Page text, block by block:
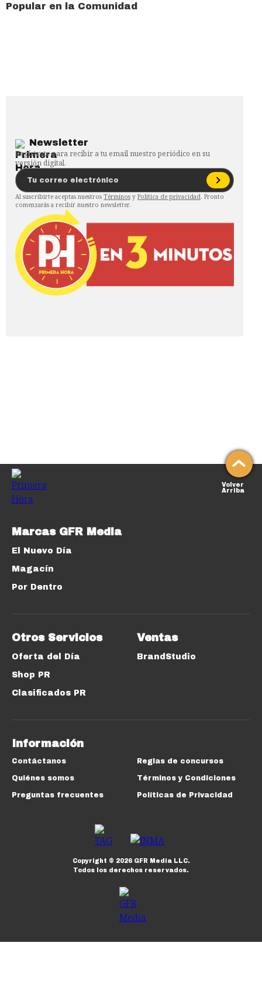
Popular en la Comunidad
Newsletter
Regístrate para recibir a tu email nuestro periódico en su
versión digital.
Al suscribirte aceptas nuestros Términos y Política de privacidad. Pronto
comenzarás a recibir nuestro newsletter.
Volver
Arriba
Marcas GFR Media
El Nuevo Día
Magacín
Por Dentro
Otros Servicios
Oferta del Día
Shop PR
Clasificados PR
Ventas
BrandStudio
Información
Contáctanos
Quiénes somos
Preguntas frecuentes
Reglas de concursos
Términos y Condiciones
Políticas de Privacidad
Copyright © 2026GFR Media LLC.
Todos los derechos reservados.